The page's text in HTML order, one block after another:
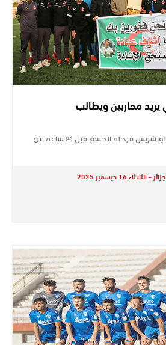
محاربين ويطالب
دخلت تشكيلة أبناء مدينة الونشريس مرحلة الحسم قبل 24 ساعة عن